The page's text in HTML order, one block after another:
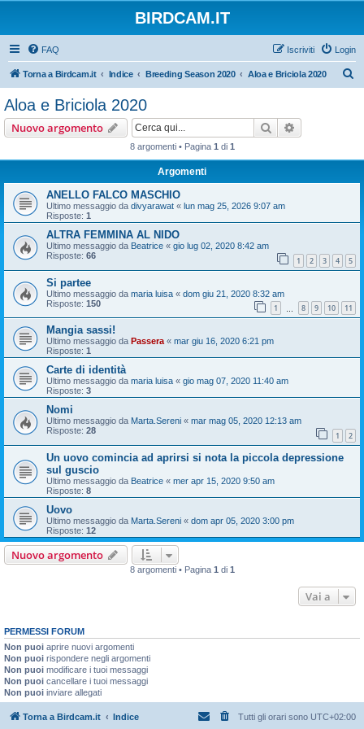
BIRDCAM.IT
FAQ Login
Iscriviti
Torna a Birdcam.it Indice Breeding Season 2020 Aloa e Briciola 2020
Aloa e Briciola 2020
Nuovo argomento Cerca
8 argomenti • Pagina 1 di 1
Argomenti
ANELLO FALCO MASCHIO
Ultimo messaggio da divyarawat « lun mag 25, 2026 9:07 am
Risposte: 1
ALTRA FEMMINA AL NIDO
Ultimo messaggio da Beatrice « gio lug 02, 2020 8:42 am
Risposte: 66 1 2 3 4 5
Si partee
Ultimo messaggio da maria luisa « dom giu 21, 2020 8:32 am
Risposte: 150 1 8 9 10 11
Mangia sassi!
Ultimo messaggio da Passera « mar giu 16, 2020 6:21 pm
Risposte: 1
Carte di identità
Ultimo messaggio da maria luisa « gio mag 07, 2020 11:40 am
Risposte: 3
Nomi
Ultimo messaggio da Marta.Sereni « mar mag 05, 2020 12:13 am
Risposte: 28 1 2
Un uovo comincia ad aprirsi si nota la piccola depressione
sul guscio
Ultimo messaggio da Beatrice « mer apr 15, 2020 9:50 am
Risposte: 8
Uovo
Ultimo messaggio da Marta.Sereni « dom apr 05, 2020 3:00 pm
Risposte: 12
Nuovo argomento
8 argomenti • Pagina 1 di 1
Vai a
PERMESSI FORUM
Non puoi aprire nuovi argomenti
Non puoi rispondere negli argomenti
Non puoi modificare i tuoi messaggi
Non puoi cancellare i tuoi messaggi
Non puoi inviare allegati
Torna a Birdcam.it Indice Tutti gli orari sono UTC+02:00